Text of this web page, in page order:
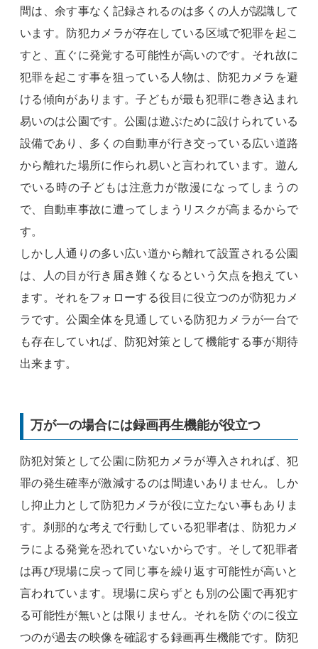
間は、余す事なく記録されるのは多くの人が認識して
います。防犯カメラが存在している区域で犯罪を起こ
すと、直ぐに発覚する可能性が高いのです。それ故に
犯罪を起こす事を狙っている人物は、防犯カメラを避
ける傾向があります。子どもが最も犯罪に巻き込まれ
易いのは公園です。公園は遊ぶために設けられている
設備であり、多くの自動車が行き交っている広い道路
から離れた場所に作られ易いと言われています。遊ん
でいる時の子どもは注意力が散漫になってしまうの
で、自動車事故に遭ってしまうリスクが高まるからで
す。
しかし人通りの多い広い道から離れて設置される公園
は、人の目が行き届き難くなるという欠点を抱えてい
ます。それをフォローする役目に役立つのが防犯カメ
ラです。公園全体を見通している防犯カメラが一台で
も存在していれば、防犯対策として機能する事が期待
出来ます。
万が一の場合には録画再生機能が役立つ
防犯対策として公園に防犯カメラが導入されれば、犯
罪の発生確率が激減するのは間違いありません。しか
し抑止力として防犯カメラが役に立たない事もありま
す。刹那的な考えで行動している犯罪者は、防犯カメ
ラによる発覚を恐れていないからです。そして犯罪者
は再び現場に戻って同じ事を繰り返す可能性が高いと
言われています。現場に戻らずとも別の公園で再犯す
る可能性が無いとは限りません。それを防ぐのに役立
つのが過去の映像を確認する録画再生機能です。防犯